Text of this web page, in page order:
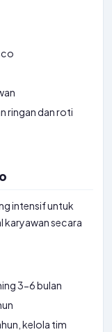
ringan dan roti
intensif untuk
secara
3-6 bulan
kelola tim